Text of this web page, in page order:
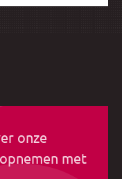
onze
met